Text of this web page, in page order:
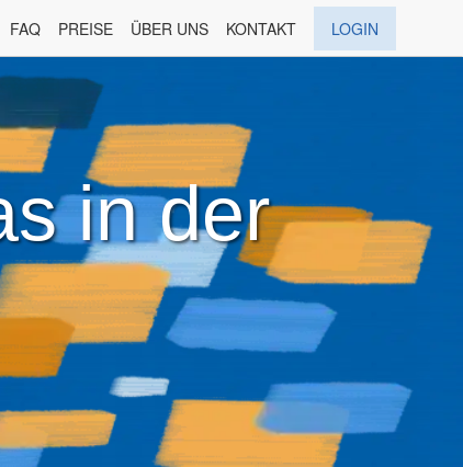
FAQ PREISE ÜBER UNS KONTAKT LOGIN
in der